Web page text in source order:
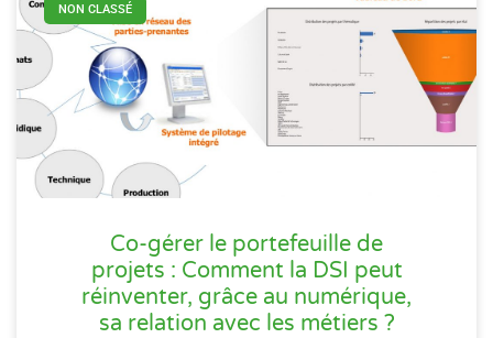
NON CLASSÉ
Co-gérer le portefeuille de
projets : Comment la DSI peut
réinventer, grâce au numérique,
sa relation avec les métiers ?